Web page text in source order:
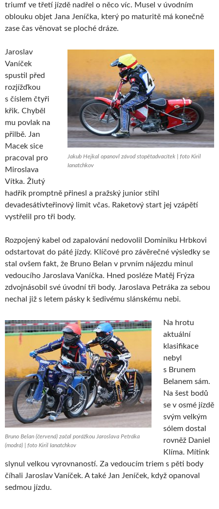
triumf ve třetí jízdě nadřel o něco víc. Musel v úvodním
oblouku objet Jana Jeníčka, který po maturitě má konečně
zase čas věnovat se ploché dráze.
Jakub Hejkal opanovl závod stopětadvacítek | foto Kiril
Ianatchkov
Jaroslav
Vaníček
spustil před
rozjížďkou
s číslem čtyři
křik. Chyběl
mu povlak na
přilbě. Jan
Macek sice
pracoval pro
Miroslava
Vítka. Žlutý
hadřík promptně přinesl a pražský junior stihl
devadesátivteřinový limit včas. Raketový start jej vzápětí
vystřelil pro tři body.
Rozpojený kabel od zapalování nedovolil Dominiku Hrbkovi
odstartovat do páté jízdy. Klíčové pro závěrečné výsledky se
stal ovšem fakt, že Bruno Belan v prvním nájezdu minul
vedoucího Jaroslava Vaníčka. Hned posléze Matěj Frýza
zdvojnásobil své úvodní tři body. Jaroslava Petráka za sebou
nechal již s letem pásky k šedivému slánskému nebi.
Bruno Belan (červená) začal porážkou Jaroslava Petráka
(modrá) | foto Kiril Ianatchkov
Na hrotu
aktuální
klasifikace
nebyl
s Brunem
Belanem sám.
Na šest bodů
se v osmé jízdě
svým velkým
sólem dostal
rovněž Daniel
Klíma. Mítink
slynul velkou vyrovnaností. Za vedoucím triem s pěti body
číhali Jaroslav Vaníček. A také Jan Jeníček, když opanoval
sedmou jízdu.